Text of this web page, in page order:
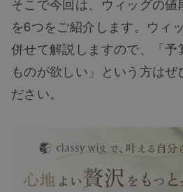
そこで今回は、ウィッグの
を6つをご紹介します。ウィ
併せて解説しますので、「予
ものが欲しい」という方はぜ
ださい。